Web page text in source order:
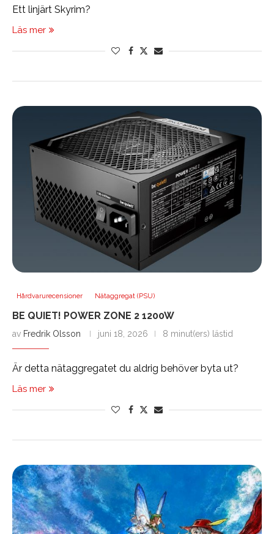
Ett linjärt Skyrim?
Läs mer
Hårdvarurecensioner Nätaggregat (PSU)
BE QUIET! POWER ZONE 2 1200W
av Fredrik Olsson juni 18, 2026 8 minut(ers) lästid
Är detta nätaggregatet du aldrig behöver byta ut?
Läs mer